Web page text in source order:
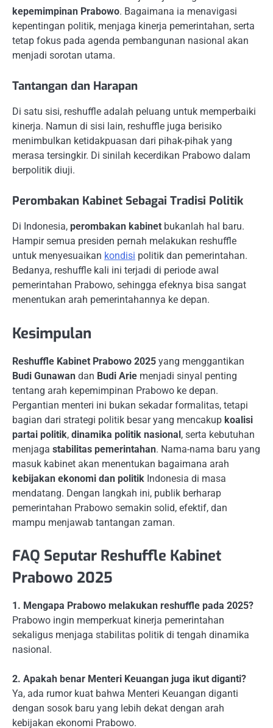
kepemimpinan Prabowo. Bagaimana ia menavigasi
kepentingan politik, menjaga kinerja pemerintahan, serta
tetap fokus pada agenda pembangunan nasional akan
menjadi sorotan utama.
Tantangan dan Harapan
Di satu sisi, reshuffle adalah peluang untuk memperbaiki
kinerja. Namun di sisi lain, reshuffle juga berisiko
menimbulkan ketidakpuasan dari pihak-pihak yang
merasa tersingkir. Di sinilah kecerdikan Prabowo dalam
berpolitik diuji.
Perombakan Kabinet Sebagai Tradisi Politik
Di Indonesia, perombakan kabinet bukanlah hal baru.
Hampir semua presiden pernah melakukan reshuffle
untuk menyesuaikan kondisi politik dan pemerintahan.
Bedanya, reshuffle kali ini terjadi di periode awal
pemerintahan Prabowo, sehingga efeknya bisa sangat
menentukan arah pemerintahannya ke depan.
Kesimpulan
Reshuffle Kabinet Prabowo 2025 yang menggantikan
Budi Gunawan dan Budi Arie menjadi sinyal penting
tentang arah kepemimpinan Prabowo ke depan.
Pergantian menteri ini bukan sekadar formalitas, tetapi
bagian dari strategi politik besar yang mencakup koalisi
partai politik, dinamika politik nasional, serta kebutuhan
menjaga stabilitas pemerintahan. Nama-nama baru yang
masuk kabinet akan menentukan bagaimana arah
kebijakan ekonomi dan politik Indonesia di masa
mendatang. Dengan langkah ini, publik berharap
pemerintahan Prabowo semakin solid, efektif, dan
mampu menjawab tantangan zaman.
FAQ Seputar Reshuffle Kabinet
Prabowo 2025
1. Mengapa Prabowo melakukan reshuffle pada 2025?
Prabowo ingin memperkuat kinerja pemerintahan
sekaligus menjaga stabilitas politik di tengah dinamika
nasional.
2. Apakah benar Menteri Keuangan juga ikut diganti?
Ya, ada rumor kuat bahwa Menteri Keuangan diganti
dengan sosok baru yang lebih dekat dengan arah
kebijakan ekonomi Prabowo.